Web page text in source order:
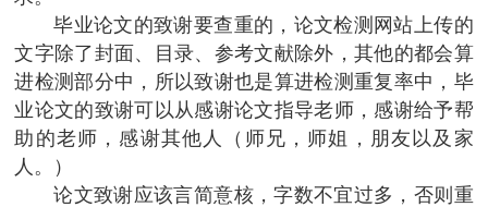
毕业论文的致谢要查重的，论文检测网站上传的
文字除了封面、目录、参考文献除外，其他的都会算
进检测部分中，所以致谢也是算进检测重复率中，毕
业论文的致谢可以从感谢论文指导老师，感谢给予帮
助的老师，感谢其他人（师兄，师姐，朋友以及家
人。）
论文致谢应该言简意核，字数不宜过多，否则重